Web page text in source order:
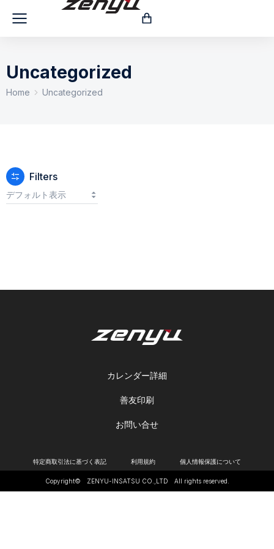
Uncategorized
You are here:
Home Uncategorized
Filters
カレンダー詳細
善友印刷
お問い合せ
特定商取引法に基づく表記 利用規約 個人情報保護について
Copyright© ZENYU-INSATSU CO.,LTD All rights reserved.